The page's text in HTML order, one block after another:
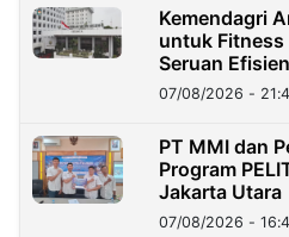
Kemendagri
untuk Fitness
Seruan
07/08/2026 -
PT MMI dan
Program
Jakarta Utara
07/08/2026 -